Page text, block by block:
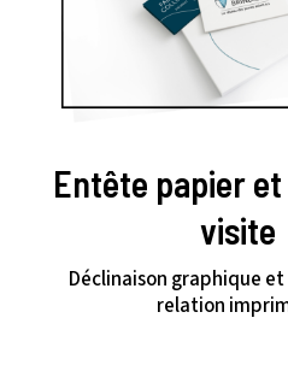
Entête papier
visite
Déclinaison graphique
relation